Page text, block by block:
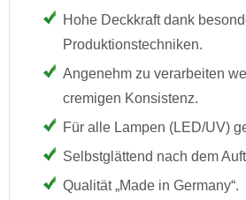
Hohe Deckkraft dank
Produktionstechniken.
Angenehm zu verarbeiten
cremigen Konsistenz.
Für alle Lampen (LED/UV)
Selbstglättend nach dem
Qualität „Made in Germany“.